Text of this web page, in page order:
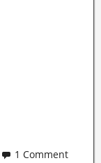
1 Comment